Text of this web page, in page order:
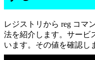
レジストリから reg コマ
法を紹介します。サービ
います。その値を確認し